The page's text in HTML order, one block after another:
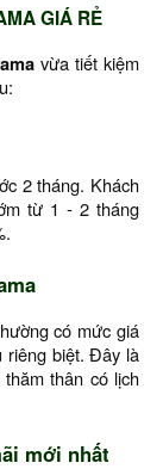
GIÁ RẺ
vừa tiết kiệm
2 tháng. Khách
từ 1 - 2 tháng
có mức giá
riêng biệt. Đây là
thân có lịch
mới nhất